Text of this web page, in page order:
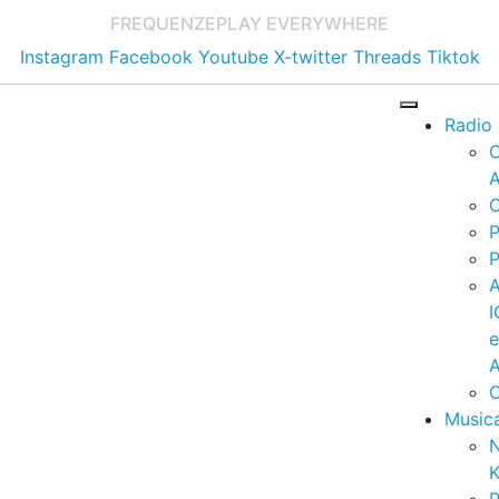
FREQUENZEPLAY EVERYWHERE
Instagram Facebook Youtube X-twitter Threads Tiktok
Radio
e